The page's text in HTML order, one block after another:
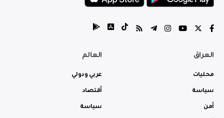
العراق
محليات
سياسة
أمن
العالم
عربي ودولي
أقتصاد
سياسة